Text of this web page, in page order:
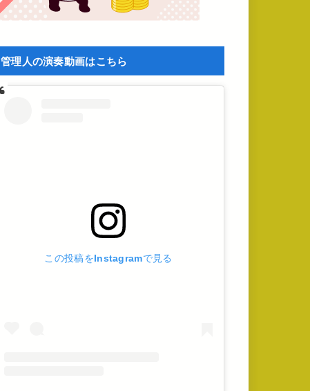
管理人の演奏動画はこちら
この投稿をInstagramで見る